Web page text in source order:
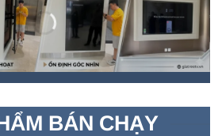
BÁN CHẠY